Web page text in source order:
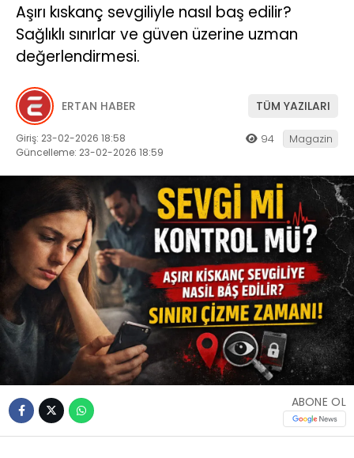
Aşırı kıskanç sevgiliyle nasıl baş edilir?
Sağlıklı sınırlar ve güven üzerine uzman
değerlendirmesi.
ERTAN HABER TÜM YAZILARI
Giriş: 23-02-2026 18:58
Güncelleme: 23-02-2026 18:59
94 Magazin
ABONE OL